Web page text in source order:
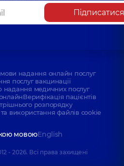
Підписатися
надання онлайн послуг
послуг вакцинації
надання медичних послуг
Верифікація пацієнтів
розпорядку
та використання файлів cookie
мовоюEnglish
- 2026. Всі права захищені